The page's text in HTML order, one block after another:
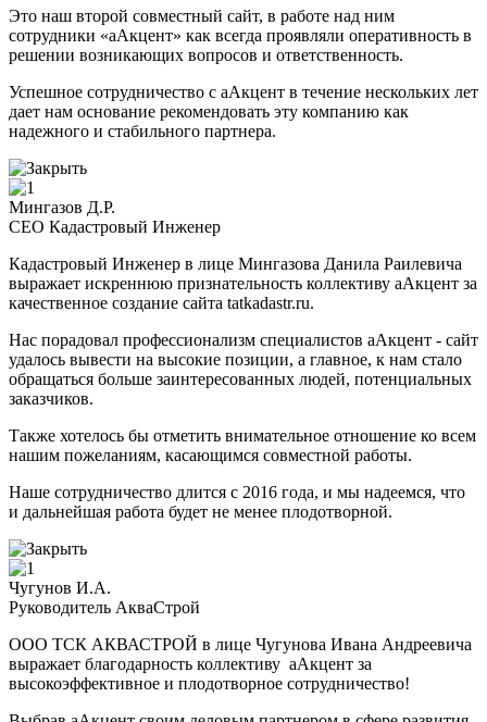
Это наш второй совместный сайт, в работе над ним
сотрудники «аАкцент» как всегда проявляли оперативность в
решении возникающих вопросов и ответственность.
Успешное сотрудничество с аАкцент в течение нескольких лет
дает нам основание рекомендовать эту компанию как
надежного и стабильного партнера.
Мингазов Д.Р.
CEO Кадастровый Инженер
Кадастровый Инженер в лице Мингазова Данила Раилевича
выражает искреннюю признательность коллективу аАкцент за
качественное создание сайта tatkadastr.ru.
Нас порадовал профессионализм специалистов аАкцент - сайт
удалось вывести на высокие позиции, а главное, к нам стало
обращаться больше заинтересованных людей, потенциальных
заказчиков.
Также хотелось бы отметить внимательное отношение ко всем
нашим пожеланиям, касающимся совместной работы.
Наше сотрудничество длится с 2016 года, и мы надеемся, что
и дальнейшая работа будет не менее плодотворной.
Чугунов И.А.
Руководитель АкваСтрой
ООО ТСК АКВАСТРОЙ в лице Чугунова Ивана Андреевича
выражает благодарность коллективу аАкцент за
высокоэффективное и плодотворное сотрудничество!